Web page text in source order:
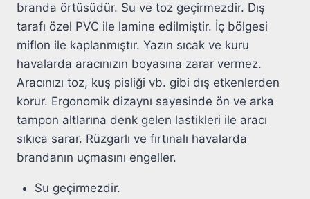
branda örtüsüdür. Su ve toz geçirmezdir. Dış
tarafı özel PVC ile lamine edilmiştir. İç bölgesi
miflon ile kaplanmıştır. Yazın sıcak ve kuru
havalarda aracınızın boyasına zarar vermez.
Aracınızı toz, kuş pisliği vb. gibi dış etkenlerden
korur. Ergonomik dizaynı sayesinde ön ve arka
tampon altlarına denk gelen lastikleri ile aracı
sıkıca sarar. Rüzgarlı ve fırtınalı havalarda
brandanın uçmasını engeller.
Su geçirmezdir.